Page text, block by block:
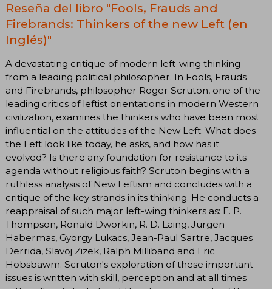
Reseña del libro "Fools, Frauds and
Firebrands: Thinkers of the new Left (en
Inglés)"
A devastating critique of modern left-wing thinking
from a leading political philosopher. In Fools, Frauds
and Firebrands, philosopher Roger Scruton, one of the
leading critics of leftist orientations in modern Western
civilization, examines the thinkers who have been most
influential on the attitudes of the New Left. What does
the Left look like today, he asks, and how has it
evolved? Is there any foundation for resistance to its
agenda without religious faith? Scruton begins with a
ruthless analysis of New Leftism and concludes with a
critique of the key strands in its thinking. He conducts a
reappraisal of such major left-wing thinkers as: E. P.
Thompson, Ronald Dworkin, R. D. Laing, Jurgen
Habermas, Gyorgy Lukacs, Jean-Paul Sartre, Jacques
Derrida, Slavoj Zizek, Ralph Milliband and Eric
Hobsbawm. Scruton's exploration of these important
issues is written with skill, perception and at all times